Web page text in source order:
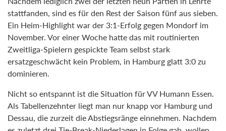
stattfanden, sind es für den Rest der Saison fünf aus sieben.
Ein Heim-Highlight war der 3:1-Erfolg gegen Mondorf im
November. Vor einer Woche hatte das mit routinierten
Zweitliga-Spielern gespickte Team selbst stark
ersatzgeschwächt kein Problem, in Hamburg glatt 3:0 zu
dominieren.
Nicht so entspannt ist die Situation für VV Humann Essen.
Als Tabellenzehnter liegt man nur knapp vor Hamburg und
Dessau, die zurzeit die Abstiegsränge einnehmen. Nachdem